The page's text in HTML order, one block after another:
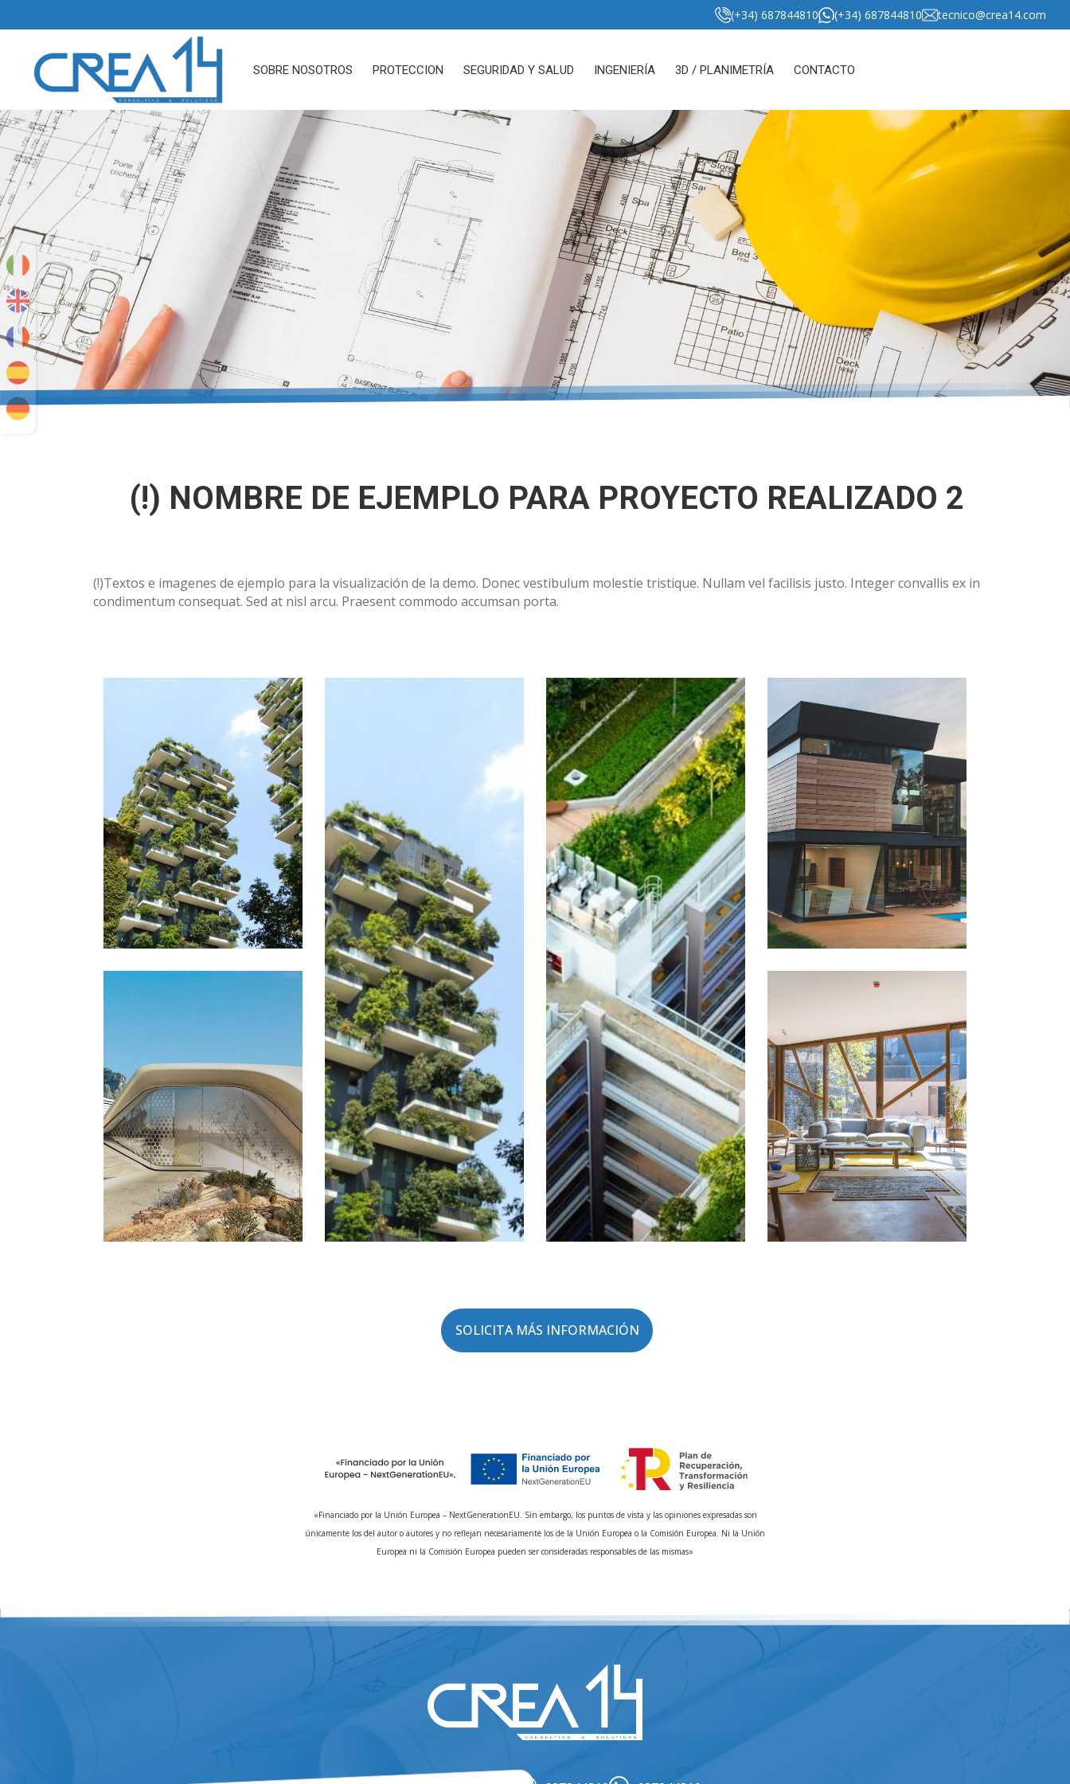
(+34) 687844810 (+34) 687844810 tecnico@crea14.com
SOBRE NOSOTROS PROTECCION SEGURIDAD Y SALUD INGENIERÍA 3D / PLANIMETRÍA CONTACTO
(!) NOMBRE DE EJEMPLO PARA PROYECTO REALIZADO 2
(!)Textos e imagenes de ejemplo para la visualización de la demo. Donec vestibulum molestie tristique. Nullam vel facilisis justo. Integer convallis ex in
condimentum consequat. Sed at nisl arcu. Praesent commodo accumsan porta.
SOLICITA MÁS INFORMACIÓN
«Financiado por la Unión Europea – NextGenerationEU. Sin embargo, los puntos de vista y las opiniones expresadas son
únicamente los del autor o autores y no reflejan necesariamente los de la Unión Europea o la Comisión Europea. Ni la Unión
Europea ni la Comisión Europea pueden ser consideradas responsables de las mismas»